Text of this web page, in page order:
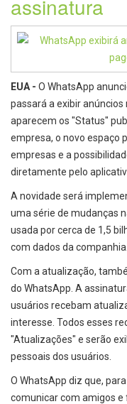
assinatura
EUA - O WhatsApp
passará a exibir
aparecem os "Status"
empresa, o novo espaço
empresas e a
diretamente pelo
A novidade será
uma série de mudanças
usada por cerca de 1,5
com dados da companhia.
Com a atualização,
do WhatsApp. A
usuários recebam
interesse. Todos esses
"Atualizações" e serão
pessoais dos usuários.
O WhatsApp diz que,
comunicar com amigos e